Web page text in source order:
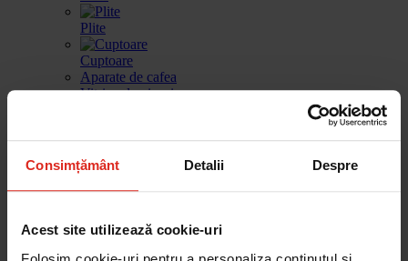
Consimțământ Detalii Despre
Acest site utilizează cookie-uri
Plite
Cuptoare
Aparate de cafea
Vitrina de vinuri
Masini de spalat vase
Frigidere
Gestionarea deseurilor
Piese de schimb